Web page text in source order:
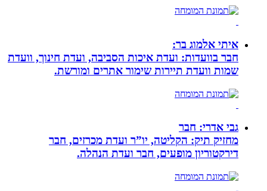
איתי אלמוג בר:
חבר בוועדות: ועדת איכות הסביבה, ועדת חינוך, וועדת
שמות וועדת תיירות שימור אתרים ומורשת.
גבי אדרי: חבר
מחזיק תיק: הקליטה, יו”ר ועדת מכרזים, חבר
דירקטוריון מופעים, חבר ועדת הנהלה.